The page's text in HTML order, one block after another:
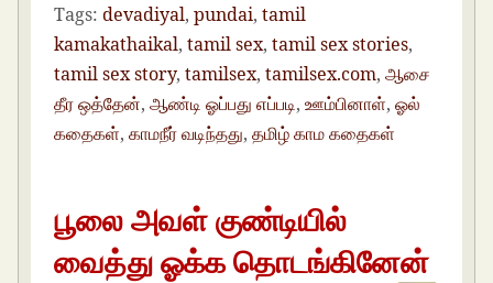
Tags: devadiyal,pundai,tamil
kamakathaikal,tamil sex,tamil sex stories,
tamil sex story,tamilsex,tamilsex.com,ஆசை
தீர ஒத்தேன்,ஆண்டி ஓப்பது எப்படி,ஊம்பினாள்,ஓல்
கதைகள்,காமநீர் வடிந்தது,தமிழ் காம கதைகள்
பூலை அவள் குண்டியில்
வைத்து ஓக்க தொடங்கினேன்